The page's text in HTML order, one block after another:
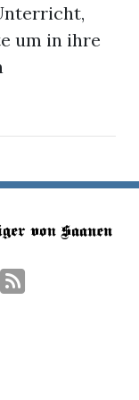
um in ihre